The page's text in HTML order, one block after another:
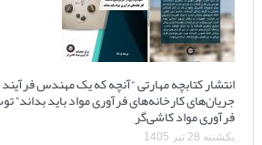
انتشار کتابچه مهارتی “آنچه که یک مهندس
جریان‌های کارخانه‌های فرآوری مواد باید بداند”
فرآوری مواد کاشی‌گر
یکشنبه 28 تیر 1405